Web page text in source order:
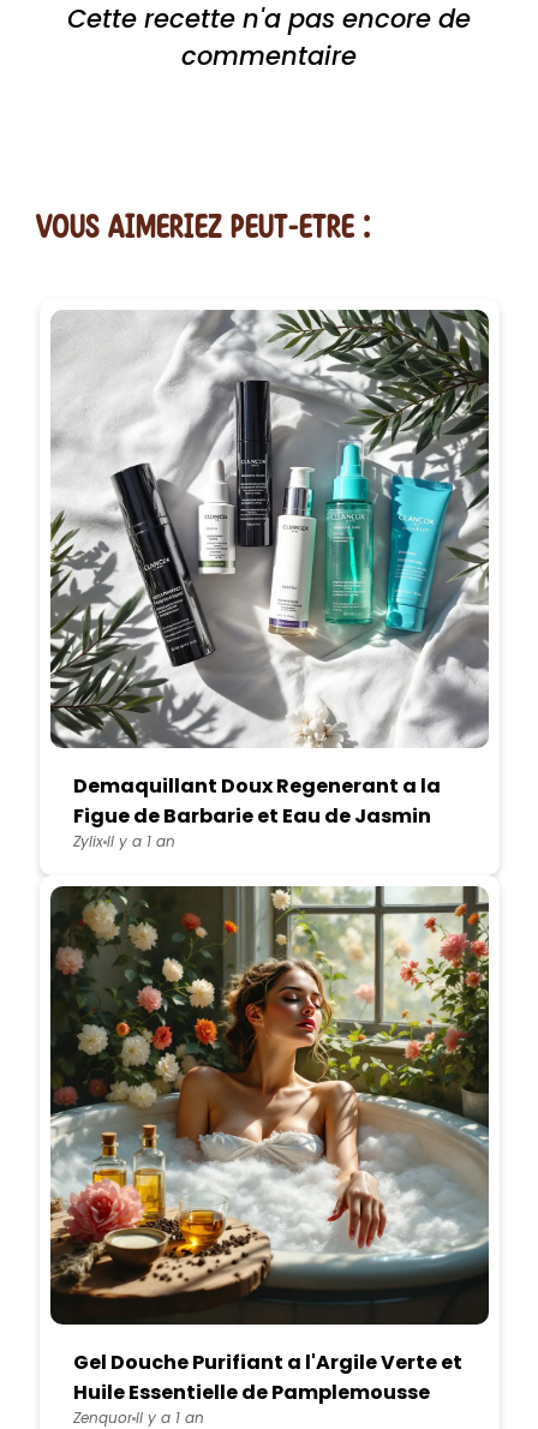
Cette recette n'a pas encore de
commentaire
vous AIMERiEZ PEUT-ETRE :
Demaquillant Doux Regenerant a la
Figue de Barbarie et Eau de Jasmin
ZylixIl y a 1 an
Gel Douche Purifiant a l'Argile Verte et
Huile Essentielle de Pamplemousse
ZenquorIl y a 1 an